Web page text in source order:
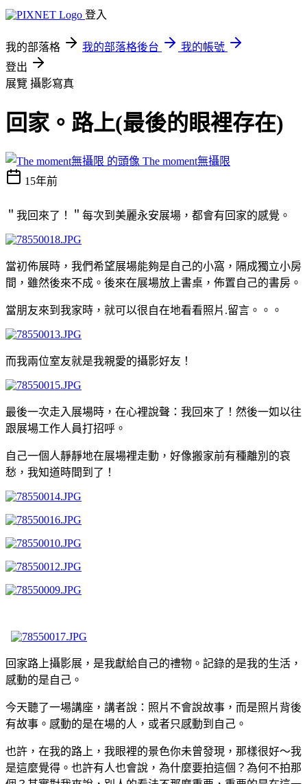
登入
我的部落格 我的部落格後台
我的帳號
登出
展覽 攝影寫真
回家。路上(最後的眼裡存在)
The moment無攝限
15年前
＂我回來了！＂每次到美麗永安展場，都會有回家的感覺。
當初佈展時，我們希望展場能夠是自己的小窩，隔成獨立小房
間，雖然後來不成。後來在展場放上書桌，佈置自己的書房。
當朋友來到我家時，就可以很自在地看看照片.留言。。。
而我兩位室友就是我親愛的攝影好友！
最後一次走入展場時，在心裡說聲：我回來了！然後一如以往
跟展場工作人員打招呼。
自己一個人靜靜地在展場裡走動，好像搬家前有種離別的哀
愁，我知道時間到了！
回家路上攝影展，是我獻給自己的禮物。記錄的是我的生活，
感動的是自己。
今天聽了一場講座，講者說：照片不會說故事，而是照片背後
有故事。感動的是在場的人，或者只感動到自己。
也許，在我的路上，我眼裡的景色你未曾發現，那樣很好～我
是這麼覺得。也許有人也會說，為什麼要拍這個？為何不拍那